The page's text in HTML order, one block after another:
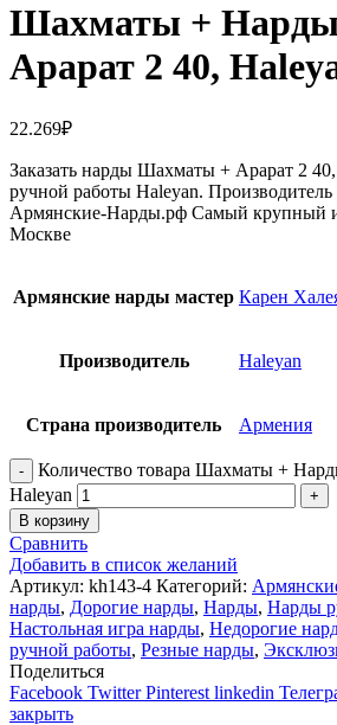
Шахматы + Нарды
Арарат 2 40,
22.269₽
Заказать нарды Шахматы + Арарат 2
ручной работы Haleyan.
Армянские-Нарды.рф Самый крупный
Москве
Армянские нарды мастер Карен
Производитель Haleyan
Страна производитель Армения
Количество товара Шахматы +
Haleyan
В корзину
Сравнить
Добавить в список желаний
Артикул: kh143-4 Категорий:
нарды, Дорогие нарды, Нарды, Нарды
Настольная игра нарды, Недорогие
ручной работы, Резные нарды,
Поделиться
Facebook Twitter Pinterest linkedin
закрыть